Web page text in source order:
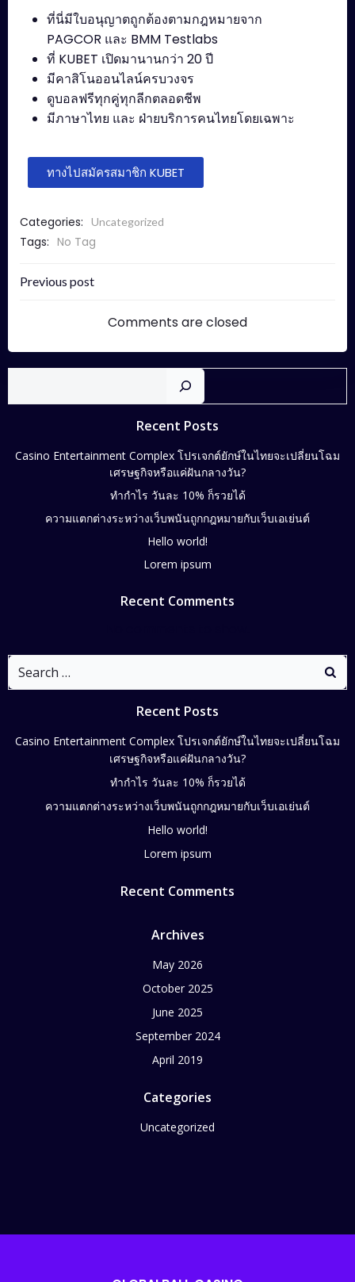
ที่นี่มีใบอนุญาตถูกต้องตามกฎหมายจาก
PAGCOR และ BMM Testlabs
ที่ KUBET เปิดมานานกว่า 20 ปี
มีคาสิโนออนไลน์ครบวงจร
ดูบอลฟรีทุกคู่ทุกลีกตลอดชีพ
มีภาษาไทย และ ฝ่ายบริการคนไทยโดยเฉพาะ
ทางไปสมัครสมาชิก KUBET
Categories: Uncategorized
Tags: No Tag
Previous post
Comments are closed
Recent Posts
Casino Entertainment Complex โปรเจกต์ยักษ์ในไทยจะเปลี่ยนโฉม
เศรษฐกิจหรือแค่ฝันกลางวัน?
ทำกำไร วันละ 10% ก็รวยได้
ความแตกต่างระหว่างเว็บพนันถูกกฎหมายกับเว็บเอเย่นต์
Hello world!
Lorem ipsum
Recent Comments
Recent Posts
Casino Entertainment Complex โปรเจกต์ยักษ์ในไทยจะเปลี่ยนโฉม
เศรษฐกิจหรือแค่ฝันกลางวัน?
ทำกำไร วันละ 10% ก็รวยได้
ความแตกต่างระหว่างเว็บพนันถูกกฎหมายกับเว็บเอเย่นต์
Hello world!
Lorem ipsum
Recent Comments
Archives
May 2026
October 2025
June 2025
September 2024
April 2019
Categories
Uncategorized